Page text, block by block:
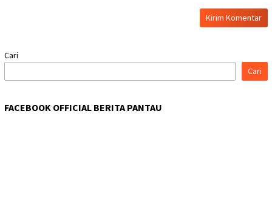
Cari
Cari
FACEBOOK OFFICIAL BERITA PANTAU